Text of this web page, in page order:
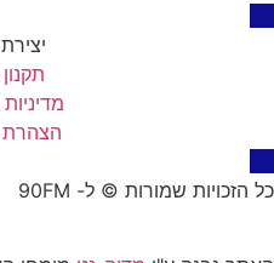
הצהרת
כל הזכויות שמורות © ל- 90FM